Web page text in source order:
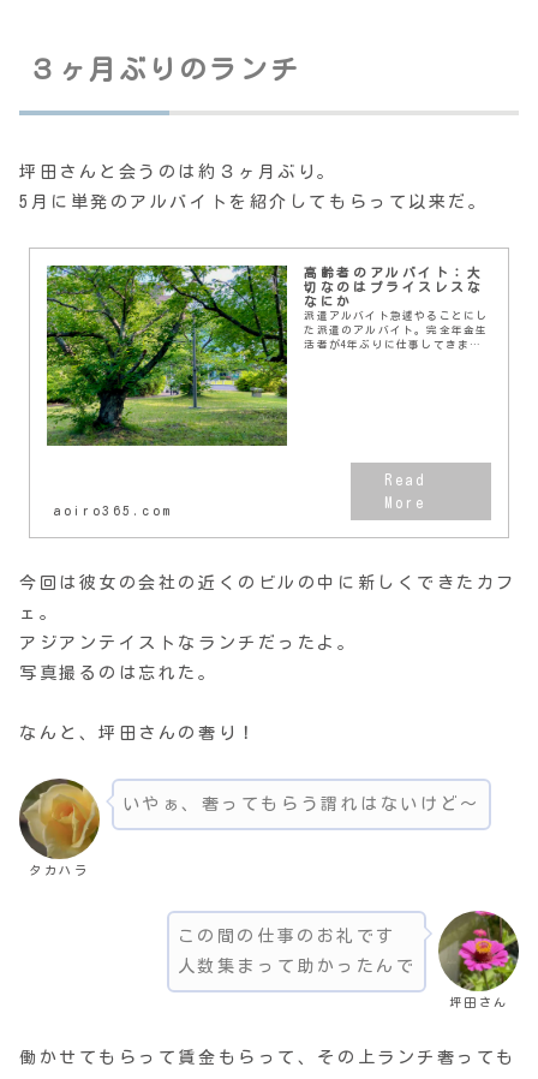
３ヶ月ぶりのランチ
坪田さんと会うのは約３ヶ月ぶり。
5月に単発のアルバイトを紹介してもらって以来だ。
高齢者のアルバイト：大
切なのはプライスレスな
なにか
派遣アルバイト急遽やることにし
た派遣のアルバイト。完全年金生
活者が4年ぶりに仕事してきまし
aoiro365.com
今回は彼女の会社の近くのビルの中に新しくできたカフ
ェ。
アジアンテイストなランチだったよ。
写真撮るのは忘れた。
なんと、坪田さんの奢り！
タカハラ
いやぁ、奢ってもらう謂れはないけど〜
坪田さん
この間の仕事のお礼です
人数集まって助かったんで
働かせてもらって賃金もらって、その上ランチ奢っても